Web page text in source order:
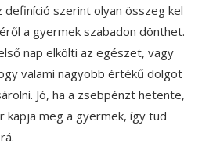
definíció szerint olyan összeg kel
a gyermek szabadon dönthet.
nap elkölti az egészet, vagy
valami nagyobb értékű dolgot
Jó, ha a zsebpénzt hetente,
kapja meg a gyermek, így tud